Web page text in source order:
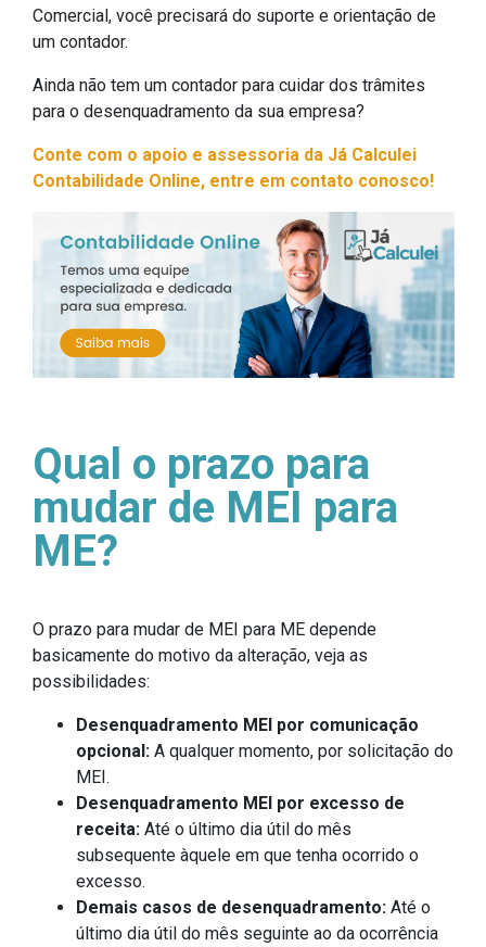
Comercial, você precisará do suporte e orientação de
um contador.
Ainda não tem um contador para cuidar dos trâmites
para o desenquadramento da sua empresa?
Conte com o apoio e assessoria da Já Calculei
Contabilidade Online, entre em contato conosco!
Qual o prazo para
mudar de MEI para
ME?
O prazo para mudar de MEI para ME depende
basicamente do motivo da alteração, veja as
possibilidades:
Desenquadramento MEI por comunicação
opcional: A qualquer momento, por solicitação do
MEI.
Desenquadramento MEI por excesso de
receita: Até o último dia útil do mês
subsequente àquele em que tenha ocorrido o
excesso.
Demais casos de desenquadramento: Até o
último dia útil do mês seguinte ao da ocorrência